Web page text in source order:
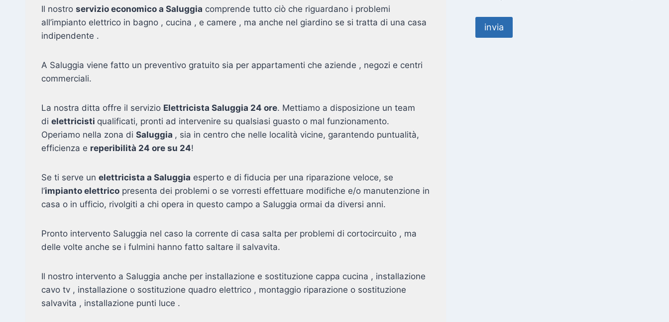
Il nostro servizio economico a Saluggia comprende tutto ciò che riguardano i problemi
all’impianto elettrico in bagno , cucina , e camere , ma anche nel giardino se si tratta di una casa
indipendente .
A Saluggia viene fatto un preventivo gratuito sia per appartamenti che aziende , negozi e centri
commerciali.
La nostra ditta offre il servizio Elettricista Saluggia 24 ore. Mettiamo a disposizione un team
di elettricisti qualificati, pronti ad intervenire su qualsiasi guasto o mal funzionamento.
Operiamo nella zona di Saluggia , sia in centro che nelle località vicine, garantendo puntualità,
efficienza e reperibilità 24 ore su 24!
Se ti serve un elettricista a Saluggia esperto e di fiducia per una riparazione veloce, se
l’impianto elettrico presenta dei problemi o se vorresti effettuare modifiche e/o manutenzione in
casa o in ufficio, rivolgiti a chi opera in questo campo a Saluggia ormai da diversi anni.
Pronto intervento Saluggia nel caso la corrente di casa salta per problemi di cortocircuito , ma
delle volte anche se i fulmini hanno fatto saltare il salvavita.
Il nostro intervento a Saluggia anche per installazione e sostituzione cappa cucina , installazione
cavo tv , installazione o sostituzione quadro elettrico , montaggio riparazione o sostituzione
salvavita , installazione punti luce .